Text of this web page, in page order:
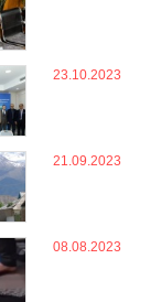
23.10.2023
21.09.2023
08.08.2023